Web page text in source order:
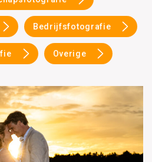
Bedrijfsfotografie
Overige